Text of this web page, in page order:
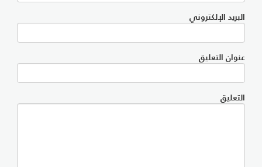
البريد الإلكتروني
عنوان التعليق
التعليق